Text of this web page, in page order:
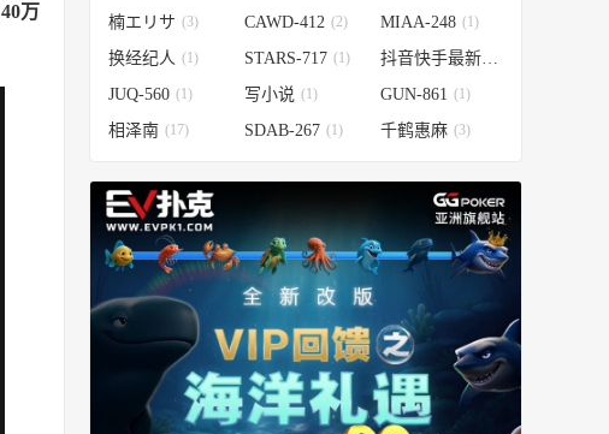
40万
楠エリサ (3) CAWD-412 (2) MIAA-248 (1)
换经纪人 (1) STARS-717 (1) 抖音快手最新最火
JUQ-560 (1) 写小说 (1) GUN-861 (1)
相泽南 (17) SDAB-267 (1) 千鹤惠麻 (3)